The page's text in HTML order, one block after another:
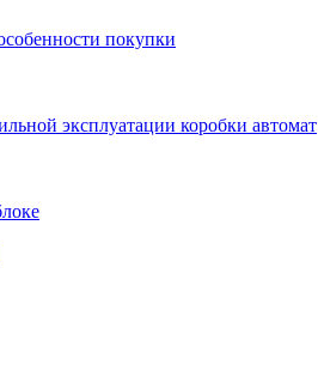
покупки
эксплуатации коробки автомат